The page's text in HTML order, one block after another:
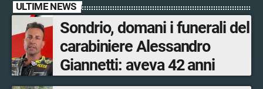
ULTIME NEWS
Sondrio, domani i funerali del
carabiniere Alessandro
Giannetti: aveva 42 anni